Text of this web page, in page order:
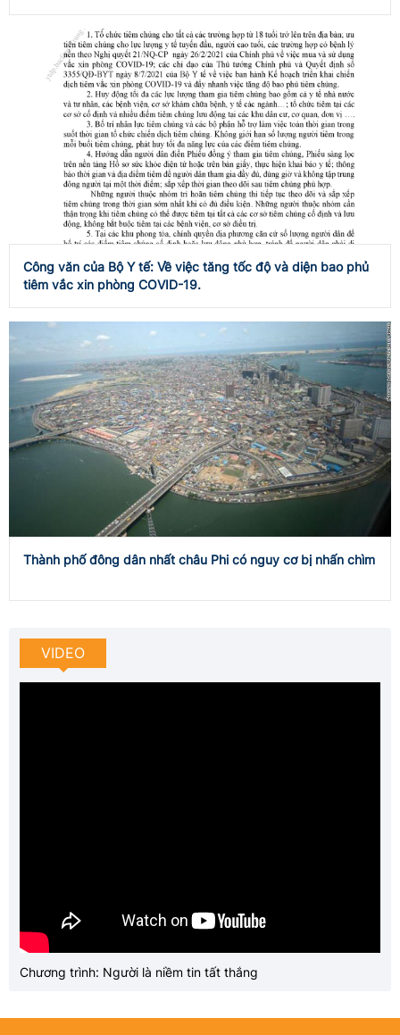
Công văn của Bộ Y tế: Về việc tăng tốc độ và diện bao phủ
tiêm vắc xin phòng COVID-19.
Thành phố đông dân nhất châu Phi có nguy cơ bị nhấn chìm
VIDEO
Chương trình: Người là niềm tin tất thắng